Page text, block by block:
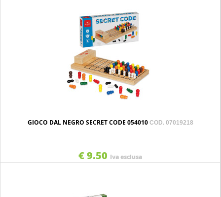
GIOCO DAL NEGRO SECRET CODE 054010 COD. 07019218
€ 9.50 Iva esclusa